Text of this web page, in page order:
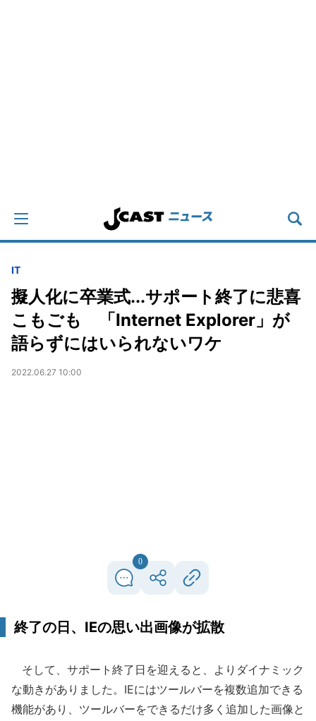
IT
擬人化に卒業式...サポート終了に悲喜
こもごも 「Internet Explorer」が
語らずにはいられないワケ
2022.06.27 10:00
0
終了の日、IEの思い出画像が拡散
そして、サポート終了日を迎えると、よりダイナミック
な動きがありました。IEにはツールバーを複数追加できる
機能があり、ツールバーをできるだけ多く追加した画像と